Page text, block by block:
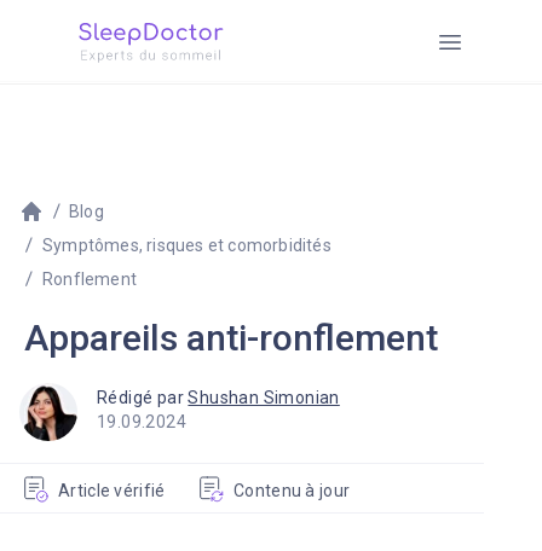
Blog
Symptômes, risques et comorbidités
Ronflement
Appareils anti-ronflement
Rédigé parShushan Simonian
Article vérifié Contenu à jour
19.09.2024